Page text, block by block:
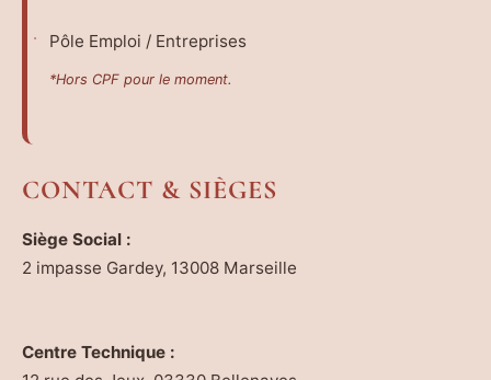
Pôle Emploi / Entreprises
*Hors CPF pour le moment.
CONTACT & SIÈGES
Siège Social :
2 impasse Gardey, 13008 Marseille
Centre Technique :